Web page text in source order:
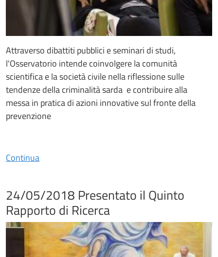
Attraverso dibattiti pubblici e seminari di studi,
l'Osservatorio intende coinvolgere la comunità
scientifica e la società civile nella riflessione sulle
tendenze della criminalità sarda e contribuire alla
messa in pratica di azioni innovative sul fronte della
prevenzione
Continua
24/05/2018 Presentato il Quinto
Rapporto di Ricerca